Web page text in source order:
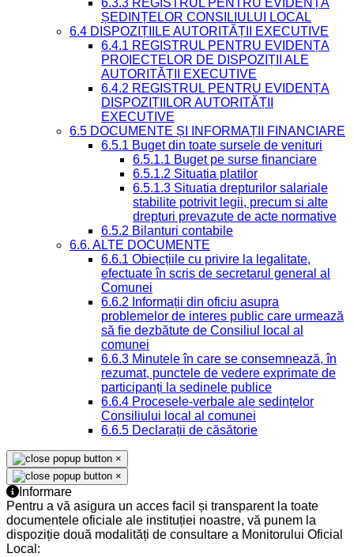
6.3.3 REGISTRUL PENTRU EVIDENȚA
ȘEDINȚELOR CONSILIULUI LOCAL
6.4 DISPOZIȚIILE AUTORITĂȚII EXECUTIVE
6.4.1 REGISTRUL PENTRU EVIDENȚA
PROIECTELOR DE DISPOZIȚII ALE
AUTORITĂȚII EXECUTIVE
6.4.2 REGISTRUL PENTRU EVIDENȚA
DISPOZIȚIILOR AUTORITĂȚII
EXECUTIVE
6.5 DOCUMENTE ȘI INFORMAȚII FINANCIARE
6.5.1 Buget din toate sursele de venituri
6.5.1.1 Buget pe surse financiare
6.5.1.2 Situatia platilor
6.5.1.3 Situatia drepturilor salariale
stabilite potrivit legii, precum si alte
drepturi prevazute de acte normative
6.5.2 Bilanturi contabile
6.6. ALTE DOCUMENTE
6.6.1 Obiecțiile cu privire la legalitate,
efectuate în scris de secretarul general al
Comunei
6.6.2 Informații din oficiu asupra
problemelor de interes public care urmează
să fie dezbătute de Consiliul local al
comunei
6.6.3 Minutele în care se consemnează, în
rezumat, punctele de vedere exprimate de
participanți la ședinele publice
6.6.4 Procesele-verbale ale ședințelor
Consiliului local al comunei
6.6.5 Declarații de căsătorie
×
×
Informare
Pentru a vă asigura un acces facil și transparent la toate
documentele oficiale ale instituției noastre, vă punem la
dispoziție două modalități de consultare a Monitorului Oficial
Local: